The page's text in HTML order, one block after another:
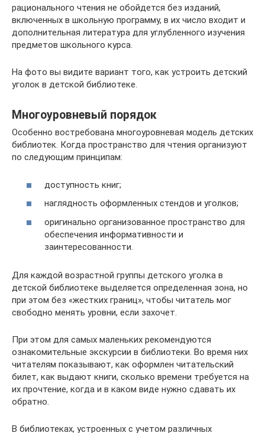
рационального чтения не обойдется без изданий,
включенных в школьную программу, в их число входит и
дополнительная литература для углубленного изучения
предметов школьного курса.
На фото вы видите вариант того, как устроить детский
уголок в детской библиотеке.
Многоуровневый порядок
Особенно востребована многоуровневая модель детских
библиотек. Когда пространство для чтения организуют
по следующим принципам:
доступность книг;
наглядность оформленных стендов и уголков;
оригинально организованное пространство для
обеспечения информативности и
заинтересованности.
Для каждой возрастной группы детского уголка в
детской библиотеке выделяется определенная зона, но
при этом без «жестких границ», чтобы читатель мог
свободно менять уровни, если захочет.
При этом для самых маленьких рекомендуются
ознакомительные экскурсии в библиотеки. Во время них
читателям показывают, как оформлен читательский
билет, как выдают книги, сколько времени требуется на
их прочтение, когда и в каком виде нужно сдавать их
обратно.
В библиотеках, устроенных с учетом различных